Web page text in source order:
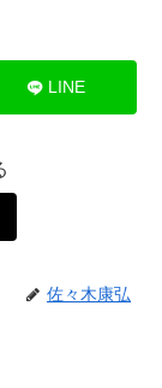
LINE
佐々木康弘